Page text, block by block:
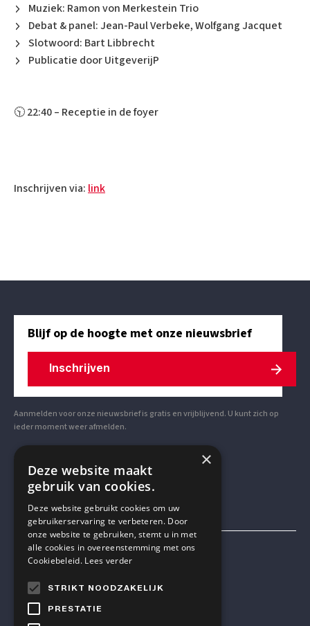
Muziek: Ramon von Merkestein Trio
Debat & panel: Jean-Paul Verbeke, Wolfgang Jacquet
Slotwoord: Bart Libbrecht
Publicatie door UitgeverijP
🕥 22:40 – Receptie in de foyer
Inschrijven via: link
Blijf op de hoogte met onze nieuwsbrief
Inschrijven
Aanmelden voor onze nieuwsbrief is gratis en vrijblijvend. U kunt zich op
ieder moment weer afmelden.
Mensen & Wetenschap VZW
×
Deze website maakt
gebruik van cookies.
Deze website gebruikt cookies om uw
gebruikerservaring te verbeteren. Door
onze website te gebruiken, stemt u in met
alle cookies in overeenstemming met ons
Cookiebeleid. Lees verder
STRIKT NOODZAKELIJK
PRESTATIE